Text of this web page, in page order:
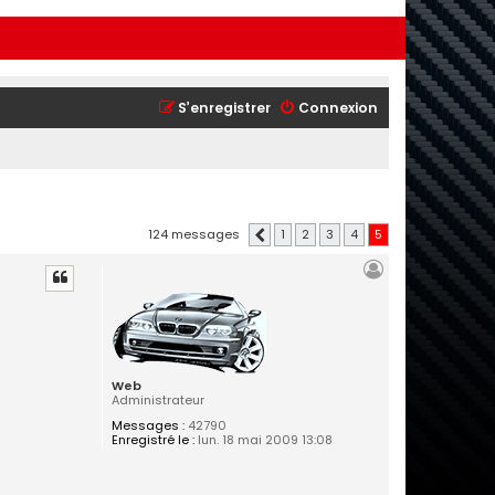
Connexion
S’enregistrer
124 messages Précédente
1 2 3 4 5
Web
Administrateur
Messages :42790
Enregistré le :lun. 18 mai 2009 13:08